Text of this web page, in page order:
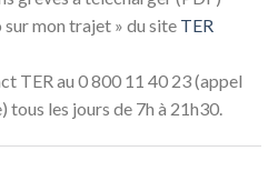
sur mon trajet » du site TER
TER au 0 800 11 40 23 (appel
les jours de 7h à 21h30.